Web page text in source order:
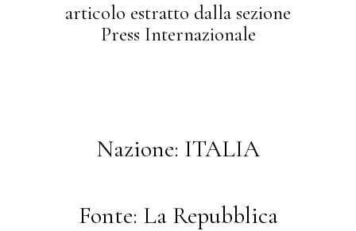
articolo estratto dalla sezione
Press Internazionale
Nazione: ITALIA
Fonte: La Repubblica